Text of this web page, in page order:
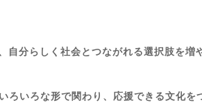
分らしく社会とつながれる選択肢を増
いろな形で関わり、応援できる文化を